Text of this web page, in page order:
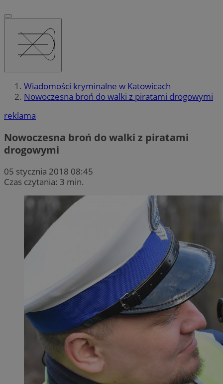
Wiadomości kryminalne w Katowicach
Nowoczesna broń do walki z piratami drogowymi
reklama
Nowoczesna broń do walki z piratami
drogowymi
05 stycznia 2018 08:45
Czas czytania: 3 min.